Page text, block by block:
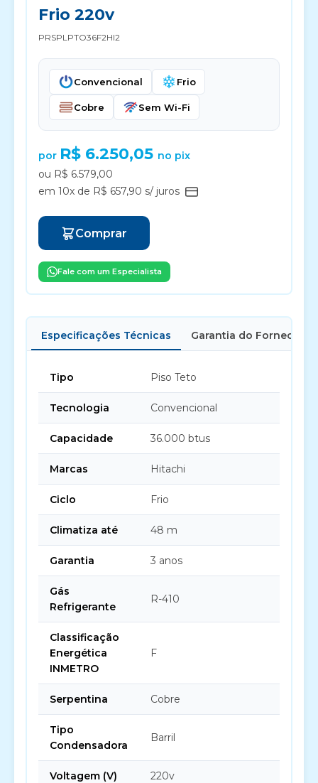
Frio 220v
PRSPLPTO36F2HI2
Convencional Frio
Cobre Sem Wi-Fi
por R$ 6.250,05 no pix
ou R$ 6.579,00
em 10x de R$ 657,90 s/ juros
Comprar
Fale com um Especialista
Especificações Técnicas Garantia do Fornecedor
Tipo Piso Teto
Tecnologia Convencional
Capacidade 36.000 btus
Marcas Hitachi
Ciclo Frio
Climatiza até 48 m
Garantia 3 anos
Gás
Refrigerante
R-410
Classificação
Energética
INMETRO
F
Serpentina Cobre
Tipo
Condensadora
Barril
Voltagem (V) 220v